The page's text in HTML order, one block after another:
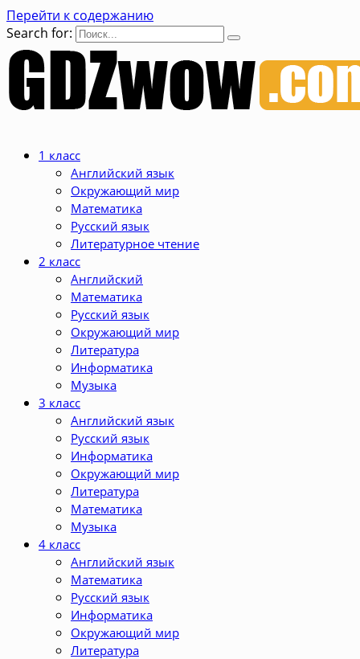
Перейти к содержанию
Search for:
1 класс
Английский язык
Окружающий мир
Математика
Русский язык
Литературное чтение
2 класс
Английский
Математика
Русский язык
Окружающий мир
Литература
Информатика
Музыка
3 класс
Английский язык
Русский язык
Информатика
Окружающий мир
Литература
Математика
Музыка
4 класс
Английский язык
Математика
Русский язык
Информатика
Окружающий мир
Литература